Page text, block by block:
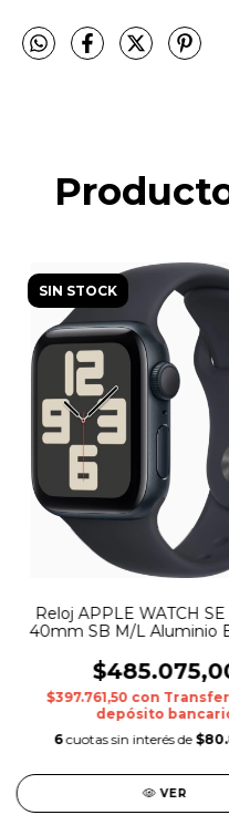
SIN STOCK
Reloj APPLE WATCH SE
40mm SB M/L Aluminio
$397.761,50 con
depósito
6 cuotas sin interés de
VER